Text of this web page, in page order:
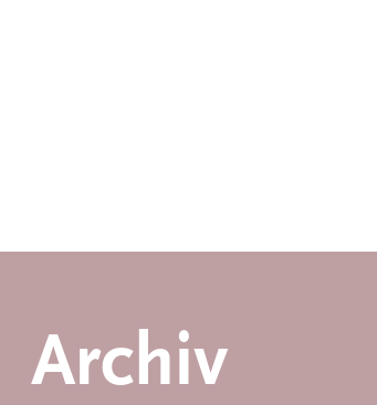
Archiv